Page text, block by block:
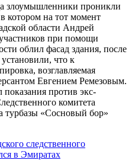
злоумышленники проникли
котором на тот момент
области Андрей
при помощи
облил фасад здания, после
что к
возглавляемая
Евгением Ремезовым.
показания против экс-
комитета
турбазы «Сосновый бор»
следственного
в Эмиратах